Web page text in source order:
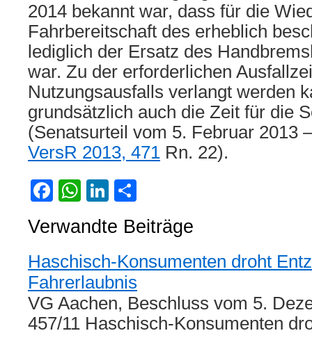
2014 bekannt war, dass für die
Fahrbereitschaft des erheblich
lediglich der Ersatz des
war. Zu der erforderlichen
Nutzungsausfalls verlangt werden
grundsätzlich auch die Zeit für die
(Senatsurteil vom 5. Februar 2013
VersR 2013, 471 Rn. 22).
Facebook
WhatsApp
LinkedIn
Verwandte Beiträge
Haschisch-Konsumenten droht
Fahrerlaubnis
VG Aachen, Beschluss vom 5.
457/11 Haschisch-Konsumenten